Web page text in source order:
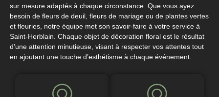
sur mesure adaptés à chaque circonstance. Que vous ayez
besoin de fleurs de deuil, fleurs de mariage ou de plantes vertes
et fleuries, notre équipe met son savoir-faire à votre service à
Saint-Herblain. Chaque objet de décoration floral est le résultat
d’une attention minutieuse, visant à respecter vos attentes tout
en ajoutant une touche d’esthétisme à chaque événement.